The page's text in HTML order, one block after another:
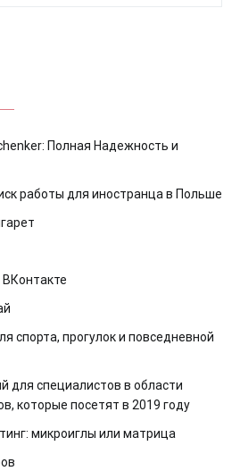
Полная Надежность и
работы для иностранца в Польше
спорта, прогулок и повседневной
для специалистов в области
которые посетят в 2019 году
микроиглы или матрица